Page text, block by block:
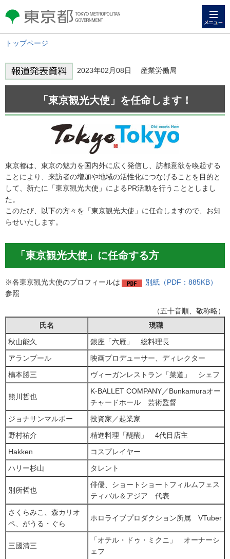
東京都 TOKYO METROPOLITAN
GOVERNMENT
トップページ
2023年02月08日 産業労働局
「東京観光大使」を任命します！
東京都は、東京の魅力を国内外に広く発信し、訪都意欲を喚起する
ことにより、来訪者の増加や地域の活性化につなげることを目的と
して、新たに「東京観光大使」によるPR活動を行うこととしまし
た。
このたび、以下の方々を「東京観光大使」に任命しますので、お知
らせいたします。
「東京観光大使」に任命する方
※各東京観光大使のプロフィールは
別紙（PDF：885KB）
参照
（五十音順、敬称略）
氏名
現職
秋山能久
銀座「六雁」 総料理長
アランプール
映画プロデューサー、ディレクター
楠本勝三
ヴィーガンレストラン「菜道」 シェフ
熊川哲也
K-BALLET COMPANY／Bunkamuraオー
チャードホール 芸術監督
ジョナサンマルボー
投資家／起業家
野村祐介
精進料理「醍醐」 4代目店主
Hakken
コスプレイヤー
ハリー杉山
タレント
別所哲也
俳優、ショートショートフィルムフェス
ティバル＆アジア 代表
さくらみこ、森カリオ
ペ、がうる・ぐら
ホロライブプロダクション所属 VTuber
三國清三
「オテル・ドゥ・ミクニ」 オーナーシ
ェフ